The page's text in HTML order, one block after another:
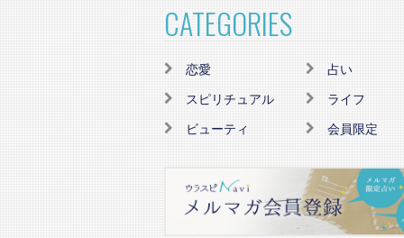
CATEGORIES
恋愛 占い
スピリチュアル ライフ
ビューティ 会員限定